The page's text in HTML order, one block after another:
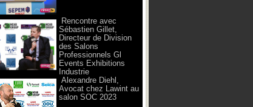
Rencontre avec
Sébastien Gillet,
Directeur de Division
des Salons
Professionnels Gl
Events Exhibitions
Industrie
Alexandre Diehl,
Avocat chez Lawint au
salon SOC 2023